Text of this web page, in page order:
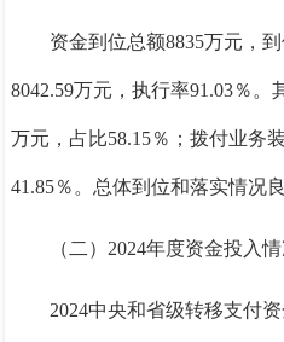
资金到位总额8835万元，
8042.59万元，执行率91.03％ 。
万元，占比58.15％ ；拨付业务
41.85％ 。总体到位和落实情况良
（二） 2024年度资金投入
2024中央和省级转移支付